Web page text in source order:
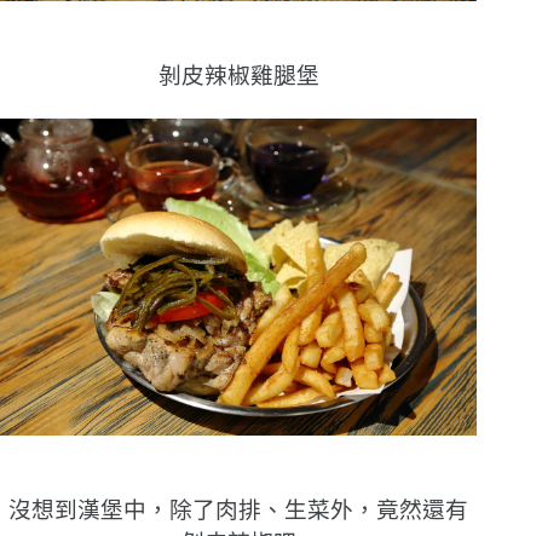
剝皮辣椒雞腿堡
沒想到漢堡中，除了肉排、生菜外，竟然還有